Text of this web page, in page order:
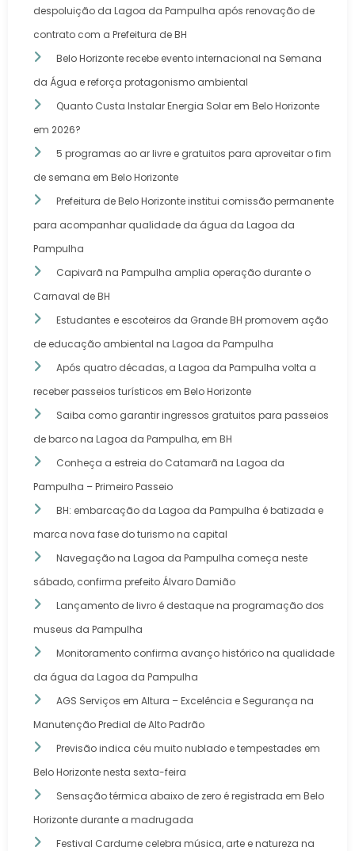
despoluição da Lagoa da Pampulha após renovação de
contrato com a Prefeitura de BH
Belo Horizonte recebe evento internacional na Semana
da Água e reforça protagonismo ambiental
Quanto Custa Instalar Energia Solar em Belo Horizonte
em 2026?
5 programas ao ar livre e gratuitos para aproveitar o fim
de semana em Belo Horizonte
Prefeitura de Belo Horizonte institui comissão permanente
para acompanhar qualidade da água da Lagoa da
Pampulha
Capivarã na Pampulha amplia operação durante o
Carnaval de BH
Estudantes e escoteiros da Grande BH promovem ação
de educação ambiental na Lagoa da Pampulha
Após quatro décadas, a Lagoa da Pampulha volta a
receber passeios turísticos em Belo Horizonte
Saiba como garantir ingressos gratuitos para passeios
de barco na Lagoa da Pampulha, em BH
Conheça a estreia do Catamarã na Lagoa da
Pampulha – Primeiro Passeio
BH: embarcação da Lagoa da Pampulha é batizada e
marca nova fase do turismo na capital
Navegação na Lagoa da Pampulha começa neste
sábado, confirma prefeito Álvaro Damião
Lançamento de livro é destaque na programação dos
museus da Pampulha
Monitoramento confirma avanço histórico na qualidade
da água da Lagoa da Pampulha
AGS Serviços em Altura – Excelência e Segurança na
Manutenção Predial de Alto Padrão
Previsão indica céu muito nublado e tempestades em
Belo Horizonte nesta sexta-feira
Sensação térmica abaixo de zero é registrada em Belo
Horizonte durante a madrugada
Festival Cardume celebra música, arte e natureza na